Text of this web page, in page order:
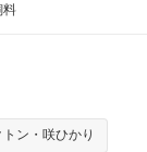
料
ン・咲ひかり